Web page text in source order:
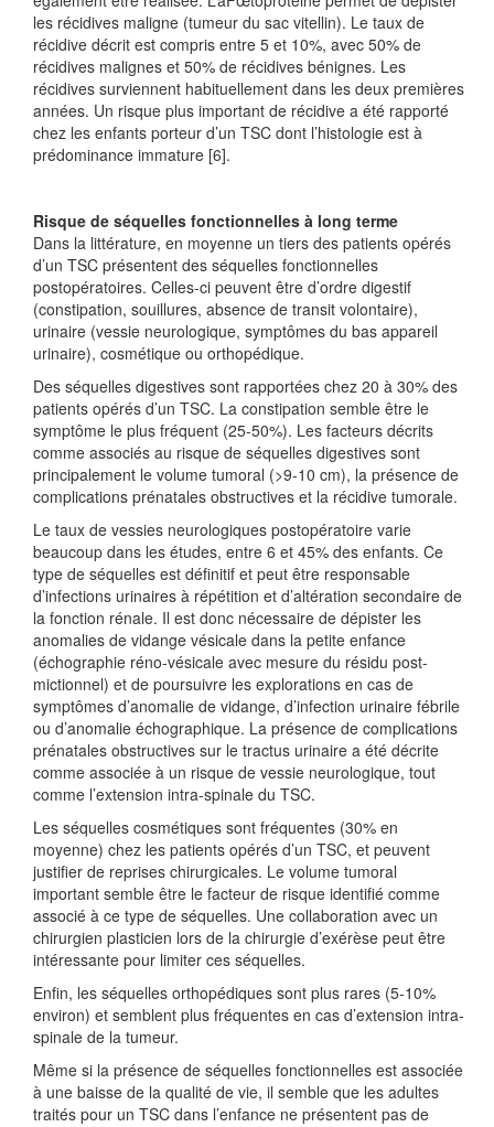
les récidives maligne (tumeur du sac vitellin). Le taux de
récidive décrit est compris entre 5 et 10%, avec 50% de
récidives malignes et 50% de récidives bénignes. Les
récidives surviennent habituellement dans les deux premières
années. Un risque plus important de récidive a été rapporté
chez les enfants porteur d’un TSC dont l’histologie est à
prédominance immature [6].
Risque de séquelles fonctionnelles à long terme
Dans la littérature, en moyenne un tiers des patients opérés
d’un TSC présentent des séquelles fonctionnelles
postopératoires. Celles-ci peuvent être d’ordre digestif
(constipation, souillures, absence de transit volontaire),
urinaire (vessie neurologique, symptômes du bas appareil
urinaire), cosmétique ou orthopédique.
Des séquelles digestives sont rapportées chez 20 à 30% des
patients opérés d’un TSC. La constipation semble être le
symptôme le plus fréquent (25-50%). Les facteurs décrits
comme associés au risque de séquelles digestives sont
principalement le volume tumoral (>9-10 cm), la présence de
complications prénatales obstructives et la récidive tumorale.
Le taux de vessies neurologiques postopératoire varie
beaucoup dans les études, entre 6 et 45% des enfants. Ce
type de séquelles est définitif et peut être responsable
d’infections urinaires à répétition et d’altération secondaire de
la fonction rénale. Il est donc nécessaire de dépister les
anomalies de vidange vésicale dans la petite enfance
(échographie réno-vésicale avec mesure du résidu post-
mictionnel) et de poursuivre les explorations en cas de
symptômes d’anomalie de vidange, d’infection urinaire fébrile
ou d’anomalie échographique. La présence de complications
prénatales obstructives sur le tractus urinaire a été décrite
comme associée à un risque de vessie neurologique, tout
comme l’extension intra-spinale du TSC.
Les séquelles cosmétiques sont fréquentes (30% en
moyenne) chez les patients opérés d’un TSC, et peuvent
justifier de reprises chirurgicales. Le volume tumoral
important semble être le facteur de risque identifié comme
associé à ce type de séquelles. Une collaboration avec un
chirurgien plasticien lors de la chirurgie d’exérèse peut être
intéressante pour limiter ces séquelles.
Enfin, les séquelles orthopédiques sont plus rares (5-10%
environ) et semblent plus fréquentes en cas d’extension intra-
spinale de la tumeur.
Même si la présence de séquelles fonctionnelles est associée
à une baisse de la qualité de vie, il semble que les adultes
traités pour un TSC dans l’enfance ne présentent pas de